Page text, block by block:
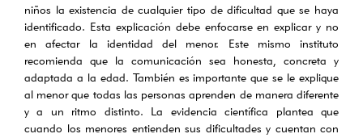
niños la existencia de cualquier tipo de dificultad que se haya
identificado. Esta explicación debe enfocarse en explicar y no
en afectar la identidad del menor. Este mismo instituto
recomienda que la comunicación sea honesta, concreta y
adaptada a la edad. También es importante que se le explique
al menor que todas las personas aprenden de manera diferente
y a un ritmo distinto. La evidencia científica plantea que
cuando los menores entienden sus dificultades y cuentan con